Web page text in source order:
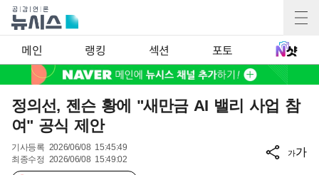
메인 랭킹 섹션 포토
정의선, 젠슨 황에 "새만금 AI 밸리 사업 참
여" 공식 제안
기사등록 2026/06/08 15:45:49
최종수정 2026/06/08 15:49:02
가가